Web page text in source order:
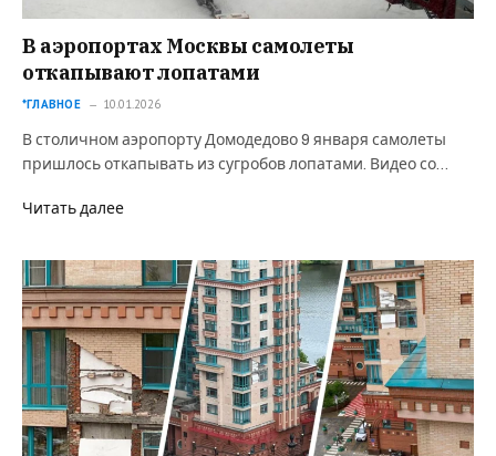
В аэропортах Москвы самолеты
откапывают лопатами
*ГЛАВНОЕ 10.01.2026
В столичном аэропорту Домодедово 9 января самолеты
пришлось откапывать из сугробов лопатами. Видео со…
Читать далее